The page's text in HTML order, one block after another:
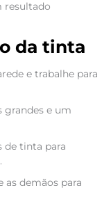
resultado
da tinta
e trabalhe para
grandes e um
de tinta para
as demãos para